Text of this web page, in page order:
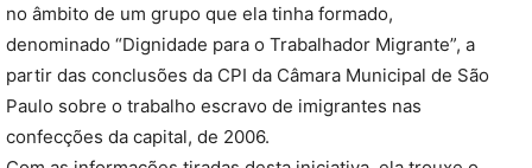
no âmbito de um grupo que ela tinha formado,
denominado “Dignidade para o Trabalhador Migrante”, a
partir das conclusões da CPI da Câmara Municipal de São
Paulo sobre o trabalho escravo de imigrantes nas
confecções da capital, de 2006.